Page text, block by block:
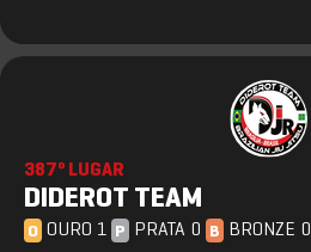
387º LUGAR
DIDEROT TEAM
O OURO 1 P PRATA 0 B BRONZE 0